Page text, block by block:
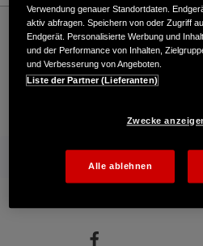
Honda
Industrie
Gerhard Reese - Industrie – Honda - HONDA
Power of Dreams
Mehr von Honda
Verwendung genauer Standortdaten.
aktiv abfragen. Speichern von oder Zugriff
Endgerät. Personalisierte Werbung und
und der Performance von Inhalten,
und Verbesserung von Angeboten.
Liste der Partner (Lieferanten)
Zwecke
Alle ablehnen